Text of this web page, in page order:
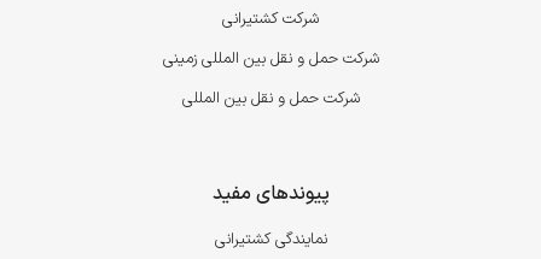
شرکت کشتیرانی
شرکت حمل و نقل بین المللی زمینی
شرکت حمل و نقل بین المللی
پیوندهای مفید
نمایندگی کشتیرانی